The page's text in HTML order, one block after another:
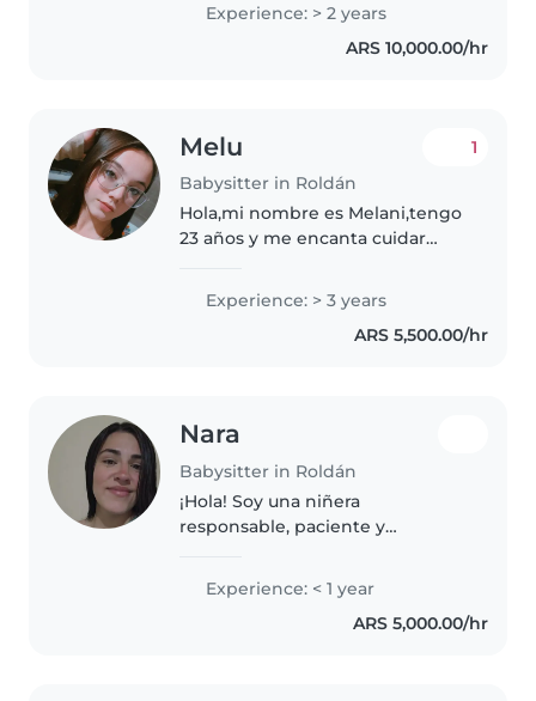
oportunidad de interactuar con
bebés, niños pequeños,
Experience: > 2 years
ARS 10,000.00/hr
Melu
Babysitter in Roldán
1
Hola,mi nombre es Melani,tengo
23 años y me encanta cuidar
ellos,divertirnos mucho y sobre
todo verlos tan alegres y
brindarle todo mi cariño. Tengo
Experience: > 3 years
ARS 5,500.00/hr
Nara
Babysitter in Roldán
¡Hola! Soy una niñera
responsable, paciente y
dibujar, leer, manualidades y
música. Me encanta trabajar con
bebés, niños pequeños y
Experience: < 1 year
ARS 5,000.00/hr